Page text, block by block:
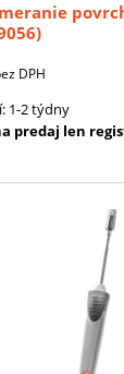
DPH
1-2 týdny
predaj len